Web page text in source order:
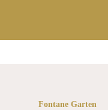
Fontane Garten